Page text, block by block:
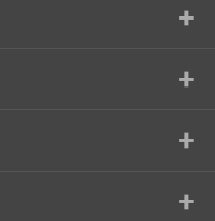
+
+
+
+